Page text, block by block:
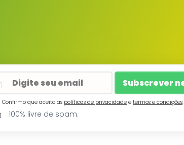
Confirmo que aceito as políticas de privacidade e termos e condições.
100% livre de spam.